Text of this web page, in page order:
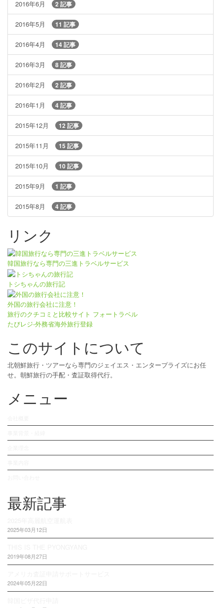
2016年6月 2 記事
2016年5月 11 記事
2016年4月 14 記事
2016年3月 8 記事
2016年2月 2 記事
2016年1月 4 記事
2015年12月 12 記事
2015年11月 15 記事
2015年10月 10 記事
2015年9月 1 記事
2015年8月 4 記事
リンク
韓国旅行なら専門の三進トラベルサービス
トシちゃんの旅行記
外国の旅行会社に注意！
旅行のクチコミと比較サイト フォートラベル
たびレジ-外務省海外旅行登録
このサイトについて
北朝鮮旅行・ツアーなら専門のジェイエス・エンタープライズにお任
せ。朝鮮旅行の手配・査証取得代行。
メニュー
最新記事
2025年03月12日
2019年08月27日
2024年05月22日